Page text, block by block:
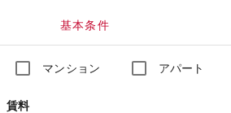
基本条件
マンション アパート
賃料